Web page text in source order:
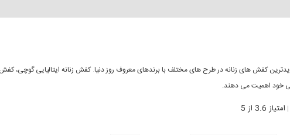
کفش های زنانه در طرح های مختلف با برندهای معروف روز دنیا. کفش زنانه ایتالیایی گوچی،
خود اهمیت می دهند.
| امتیاز 3.6 از 5